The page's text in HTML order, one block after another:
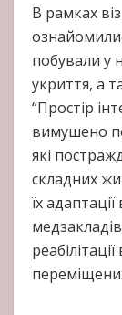
В рамках
побували у
укриття, а
“Простір
вимушено
які
складних
їх